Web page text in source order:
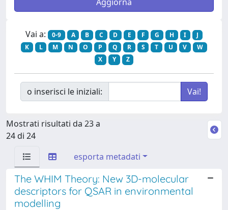
Vai a: 0-9 A B C D E F G H I
J
K
L M N O P Q R S T U V
W
X
Y Z
o inserisci le iniziali:
Mostrati risultati da 23 a
24 di 24
esporta metadati
The WHIM Theory: New 3D-molecular
descriptors for QSAR in environmental
modelling